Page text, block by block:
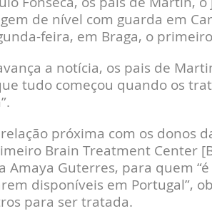
de nível com guarda em
feira, em Braga, o
a notícia, os pais de
tudo começou quando os
próxima com os donos
Brain Treatment Center
Amaya Guterres, para quem
disponíveis em Portugal”,
para ser tratada.